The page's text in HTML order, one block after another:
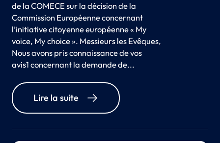
de la COMECE sur la décision de la
Commission Européenne concernant
l’initiative citoyenne européenne « My
voice, My choice ». Messieurs les Evêques,
Nous avons pris connaissance de vos
avis1 concernant la demande de...
Lire la suite